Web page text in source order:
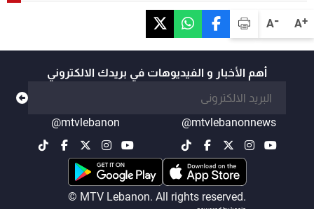
A+
A-
أهم الأخبار و الفيديوهات في بريدك الالكتروني
@mtvlebanonnews
@mtvlebanon
© MTV Lebanon. All rights reserved.